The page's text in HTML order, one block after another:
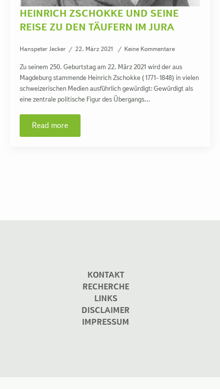
HEINRICH ZSCHOKKE UND SEINE
REISE ZU DEN TÄUFERN IM JURA
Hanspeter Jecker 22. März 2021 Keine Kommentare
Zu seinem 250. Geburtstag am 22. März 2021 wird der aus
Magdeburg stammende Heinrich Zschokke (1771-1848) in vielen
schweizerischen Medien ausführlich gewürdigt: Gewürdigt als
eine zentrale politische Figur des Übergangs…
Read more
KONTAKT
RECHERCHE
LINKS
DISCLAIMER
IMPRESSUM